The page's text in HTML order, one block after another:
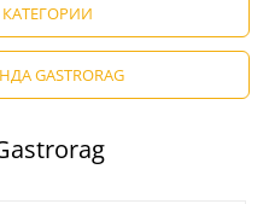
GASTRORAG